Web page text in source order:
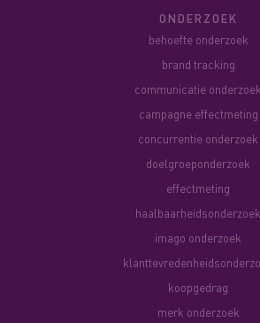
ONDERZOEK
behoefte onderzoek
brand tracking
communicatie onderzoek
campagne effectmeting
concurrentie onderzoek
doelgroeponderzoek
effectmeting
haalbaarheidsonderzoek
imago onderzoek
koopgedrag
merk onderzoek